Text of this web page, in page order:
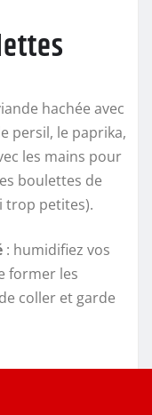
hachée avec
persil, le paprika,
les mains pour
boulettes de
trop petites).
: humidifiez vos
former les
coller et garde